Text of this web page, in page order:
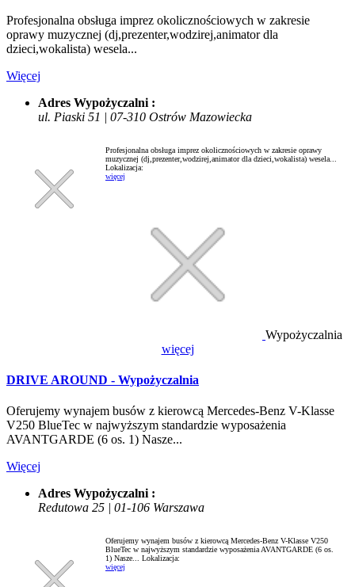
Profesjonalna obsługa imprez okolicznościowych w zakresie
oprawy muzycznej (dj,prezenter,wodzirej,animator dla
dzieci,wokalista) wesela...
Więcej
Adres Wypożyczalni :
ul. Piaski 51 | 07-310 Ostrów Mazowiecka
Profesjonalna obsługa imprez okolicznościowych w zakresie oprawy
muzycznej (dj,prezenter,wodzirej,animator dla dzieci,wokalista) wesela...
Lokalizacja:
więcej
Wypożyczalnia
więcej
DRIVE AROUND - Wypożyczalnia
Oferujemy wynajem busów z kierowcą Mercedes-Benz V-Klasse
V250 BlueTec w najwyższym standardzie wyposażenia
AVANTGARDE (6 os. 1) Nasze...
Więcej
Adres Wypożyczalni :
Redutowa 25 | 01-106 Warszawa
Oferujemy wynajem busów z kierowcą Mercedes-Benz V-Klasse V250
BlueTec w najwyższym standardzie wyposażenia AVANTGARDE (6 os.
1) Nasze... Lokalizacja:
więcej